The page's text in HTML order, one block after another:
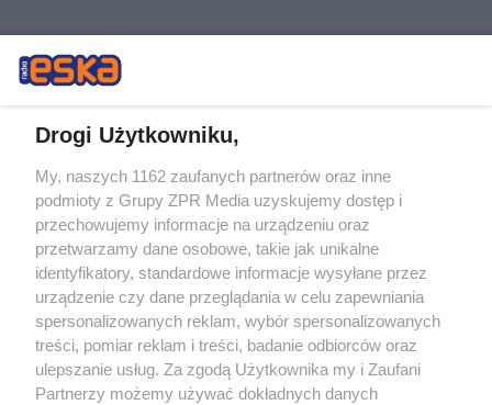
Drogi Użytkowniku,
My, naszych 1162 zaufanych partnerów oraz inne
podmioty z Grupy ZPR Media uzyskujemy dostęp i
przechowujemy informacje na urządzeniu oraz
przetwarzamy dane osobowe, takie jak unikalne
identyfikatory, standardowe informacje wysyłane przez
urządzenie czy dane przeglądania w celu zapewniania
spersonalizowanych reklam, wybór spersonalizowanych
treści, pomiar reklam i treści, badanie odbiorców oraz
ulepszanie usług. Za zgodą Użytkownika my i Zaufani
Partnerzy możemy używać dokładnych danych